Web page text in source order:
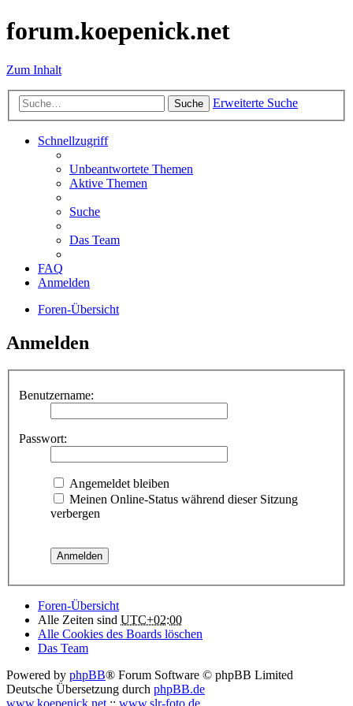
forum.koepenick.net
Zum Inhalt
Suche Erweiterte Suche
Schnellzugriff
Unbeantwortete Themen
Aktive Themen
Suche
Das Team
FAQ
Anmelden
Foren-Übersicht
Anmelden
Benutzername:
Passwort:
Angemeldet bleiben
Meinen Online-Status während dieser Sitzung
verbergen
Foren-Übersicht
Alle Zeiten sind UTC+02:00
Alle Cookies des Boards löschen
Das Team
Powered by phpBB® Forum Software © phpBB Limited
Deutsche Übersetzung durch phpBB.de
www.koepenick.net :: www.slr-foto.de